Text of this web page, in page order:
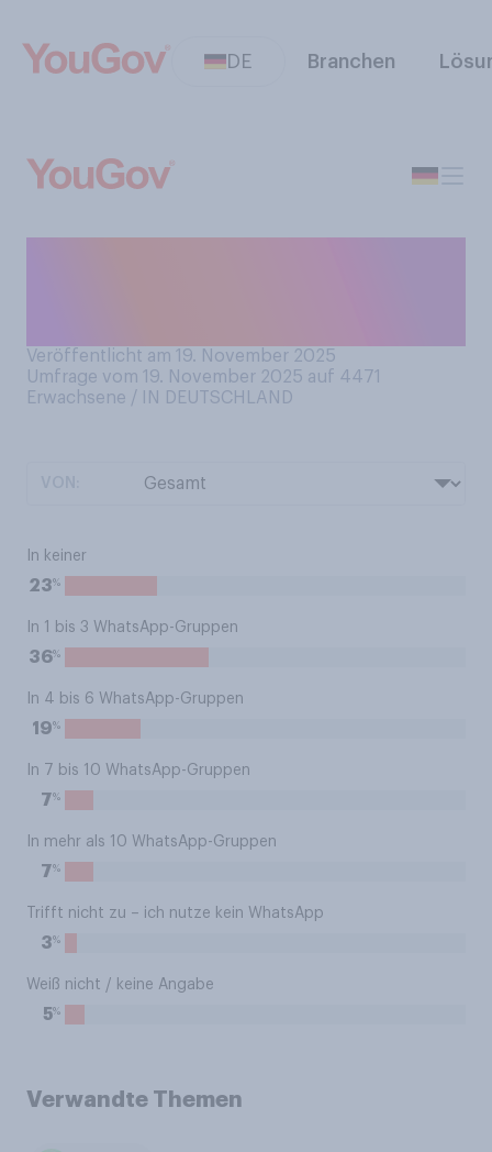
DE Branchen
Veröffentlicht am 19. November 2025
Umfrage vom 19. November 2025 auf 4471
Erwachsene / IN DEUTSCHLAND
In keiner
23%
In 1 bis 3 WhatsApp-Gruppen
36%
In 4 bis 6 WhatsApp-Gruppen
19%
In 7 bis 10 WhatsApp-Gruppen
7%
In mehr als 10 WhatsApp-Gruppen
7%
Trifft nicht zu – ich nutze kein WhatsApp
3%
Weiß nicht / keine Angabe
5%
Verwandte Themen